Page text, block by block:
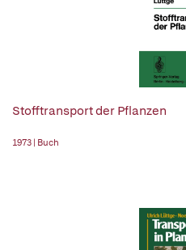
Stofftransport der Pflanzen
1973 | Buch